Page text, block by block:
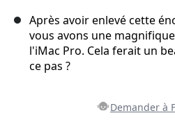
Après avoir enlevé cette
vous avons une
l'iMac Pro. Cela ferait un
ce pas ?
Demander à